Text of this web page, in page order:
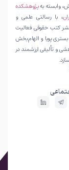
وابسته بهپژوهشکده
، با رسالتی علمی و
کتب حقوقی فعالیت
پویا و الهام‌بخش
و تألیفی ارزشمند در